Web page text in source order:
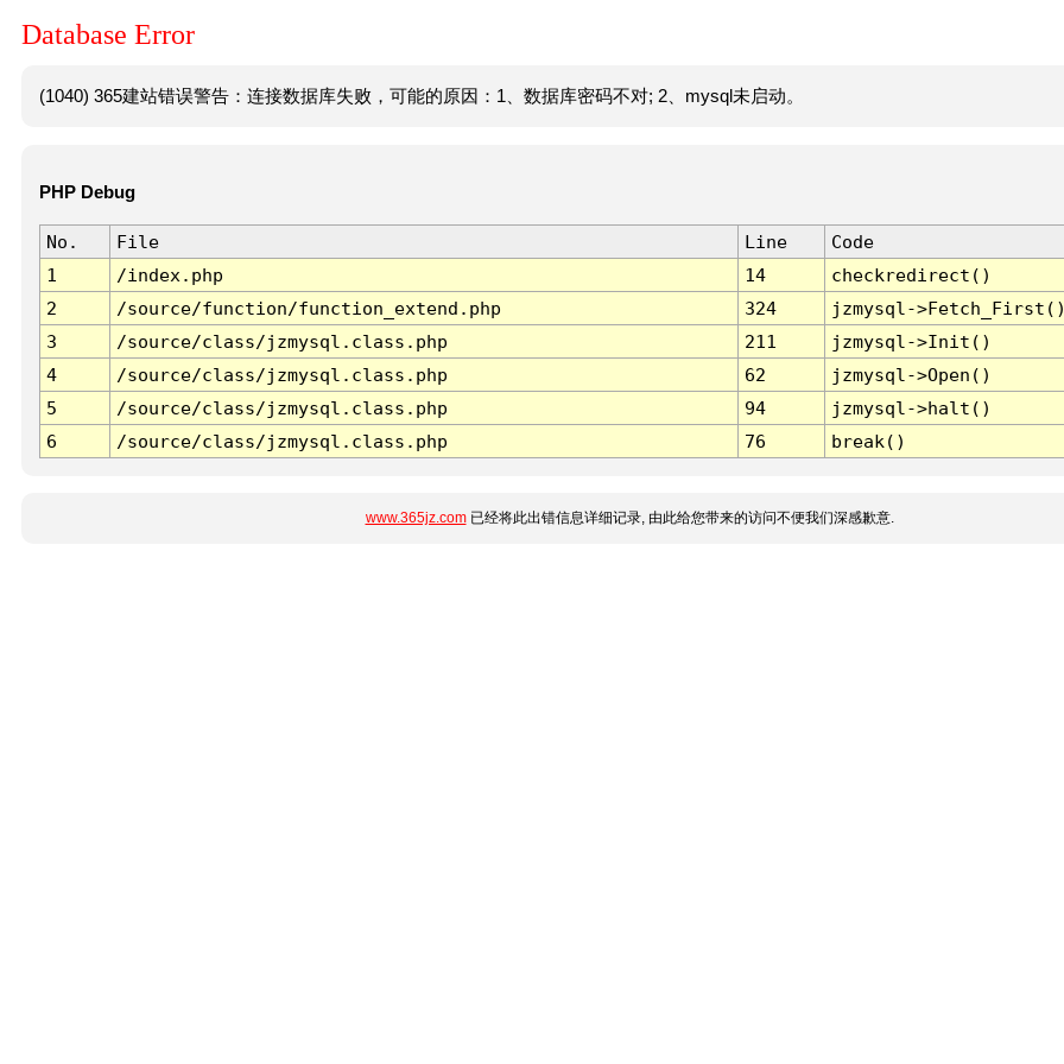
Database Error
(1040) 365建站错误警告：连接数据库失败，可能的原因：1、数据库密码不对; 2、mysql未启动。
PHP Debug
No. File Line
Code
1
/index.php 14
checkredirect()
2
/source/function/function_extend.php 324
jzmysql-
3
/source/class/jzmysql.class.php 211
jzmysql->Init()
4
/source/class/jzmysql.class.php 62
jzmysql->Open()
5
/source/class/jzmysql.class.php 94
jzmysql->halt()
6
/source/class/jzmysql.class.php 76 break()
www.365jz.com已经将此出错信息详细记录, 由此给您带来的访问不便我们深感歉意.